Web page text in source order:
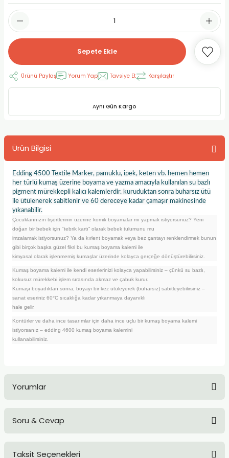
BOYALAR
ve KALEMLER
ve RENKLENDİRİCİLERİ
(PRİMERS)
PASTALAR
SEHPALARI
FIRÇALAR
VE TÜPLERİ
KURŞUN KALEMLER
ÜRÜNLERİ
Sepete Ekle
Ürünü Paylaş Yorum Yap Tavsiye Et Karşılaştır
Aynı Gün Kargo
Ürün Bilgisi
Edding 4500 Textile Marker, pamuklu, ipek, keten vb. hemen hemen
her türlü kumaş üzerine boyama ve yazma amacıyla kullanılan su bazlı
pigment mürekkepli kalıcı kalemlerdir. kuruduktan sonra buharsız ütü
ile ütülenerek sabitlenir ve 60 dereceye kadar çamaşır makinesinde
yıkanabilir.
Çocuklarınızın tişörtlerinin üzerine komik boyamalar mı yapmak istiyorsunuz? Yeni
doğan bir bebek için "tebrik kartı” olarak bebek tulumunu mu
imzalamak istiyorsunuz? Ya da kırlent boyamak veya bez çantayı renklendirmek bunun
gibi birçok başka güzel fikri bu kumaş boyama kalemi ile
kimyasal olarak işlenmemiş kumaşlar üzerinde kolayca gerçeğe dönüştürebilirsiniz.
Kumaş boyama kalemi ile kendi eserlerinizi kolayca yapabilirsiniz – çünkü su bazlı,
kokusuz mürekkebi işlem sırasında akmaz ve çabuk kurur.
Kumaşı boyadıktan sonra, boyayı bir kez ütüleyerek (buharsız) sabitleyebilirsiniz –
sanat eseriniz 60°C sıcaklığa kadar yıkanmaya dayanıklı
hale gelir.
Kontürler ve daha ince tasarımlar için daha ince uçlu bir kumaş boyama kalemi
istiyorsanız – edding 4600 kumaş boyama kalemini
kullanabilirsiniz.
Yorumlar
Soru & Cevap
Taksit Seçenekleri